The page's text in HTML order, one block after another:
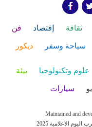
ثقافة إقتصاد فن
سياحة وسفر ديكور
علوم وتكنولوجيا بيئة
سيارات
Maintained and